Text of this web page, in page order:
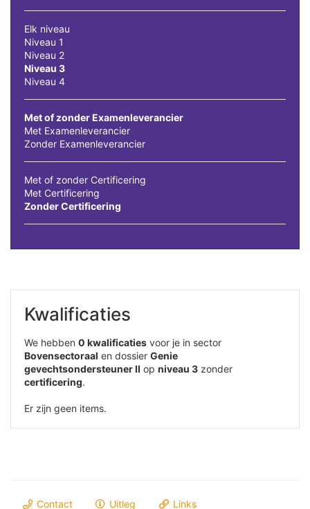
Elk niveau
Niveau 1
Niveau 2
Niveau 3
Niveau 4
Met of zonder Examenleverancier
Met Examenleverancier
Zonder Examenleverancier
Met of zonder Certificering
Met Certificering
Zonder Certificering
Kwalificaties
We hebben 0 kwalificaties voor je in sector
Bovensectoraal en dossier Genie
gevechtsondersteuner II op niveau 3 zonder
certificering.
Er zijn geen items.
Contact Uitleg Links